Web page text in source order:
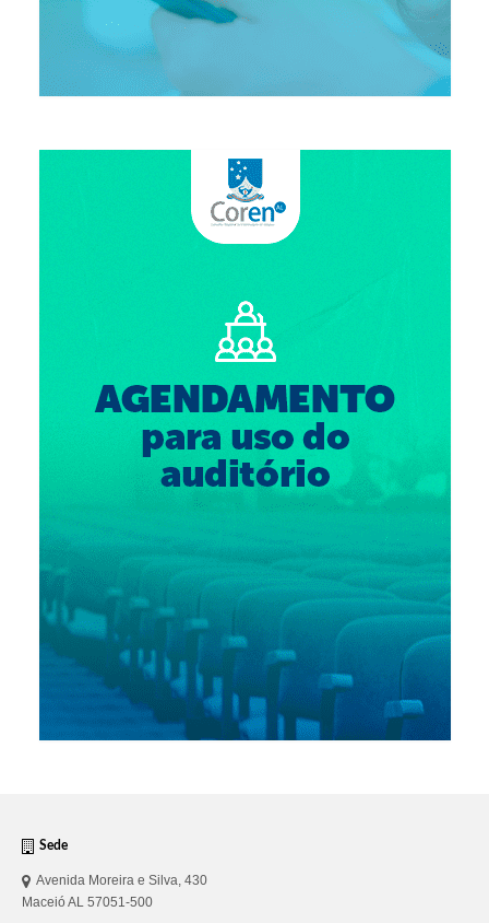
Sede
Avenida Moreira e Silva, 430
Maceió AL 57051-500